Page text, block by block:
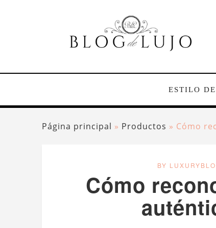
ESTILO
Página principal » Productos » Cómo
BY
Cómo